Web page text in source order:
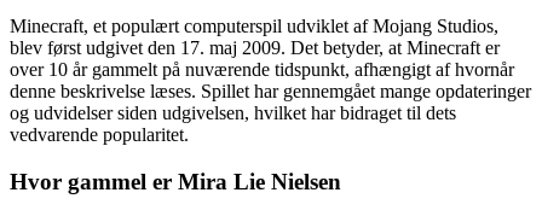
Minecraft, et populært computerspil udviklet af Mojang Studios,
blev først udgivet den 17. maj 2009. Det betyder, at Minecraft er
over 10 år gammelt på nuværende tidspunkt, afhængigt af hvornår
denne beskrivelse læses. Spillet har gennemgået mange opdateringer
og udvidelser siden udgivelsen, hvilket har bidraget til dets
vedvarende popularitet.
Hvor gammel er Mira Lie Nielsen